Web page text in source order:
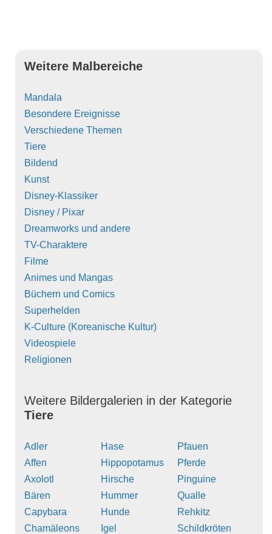
Weitere Malbereiche
Mandala
Besondere Ereignisse
Verschiedene Themen
Tiere
Bildend
Kunst
Disney-Klassiker
Disney / Pixar
Dreamworks und andere
TV-Charaktere
Filme
Animes und Mangas
Büchern und Comics
Superhelden
K-Culture (Koreanische Kultur)
Videospiele
Religionen
Weitere Bildergalerien in der Kategorie
Tiere
Adler
Affen
Axolotl
Bären
Capybara
Chamäleons
Hase
Hippopotamus
Hirsche
Hummer
Hunde
Igel
Pfauen
Pferde
Pinguine
Qualle
Rehkitz
Schildkröten